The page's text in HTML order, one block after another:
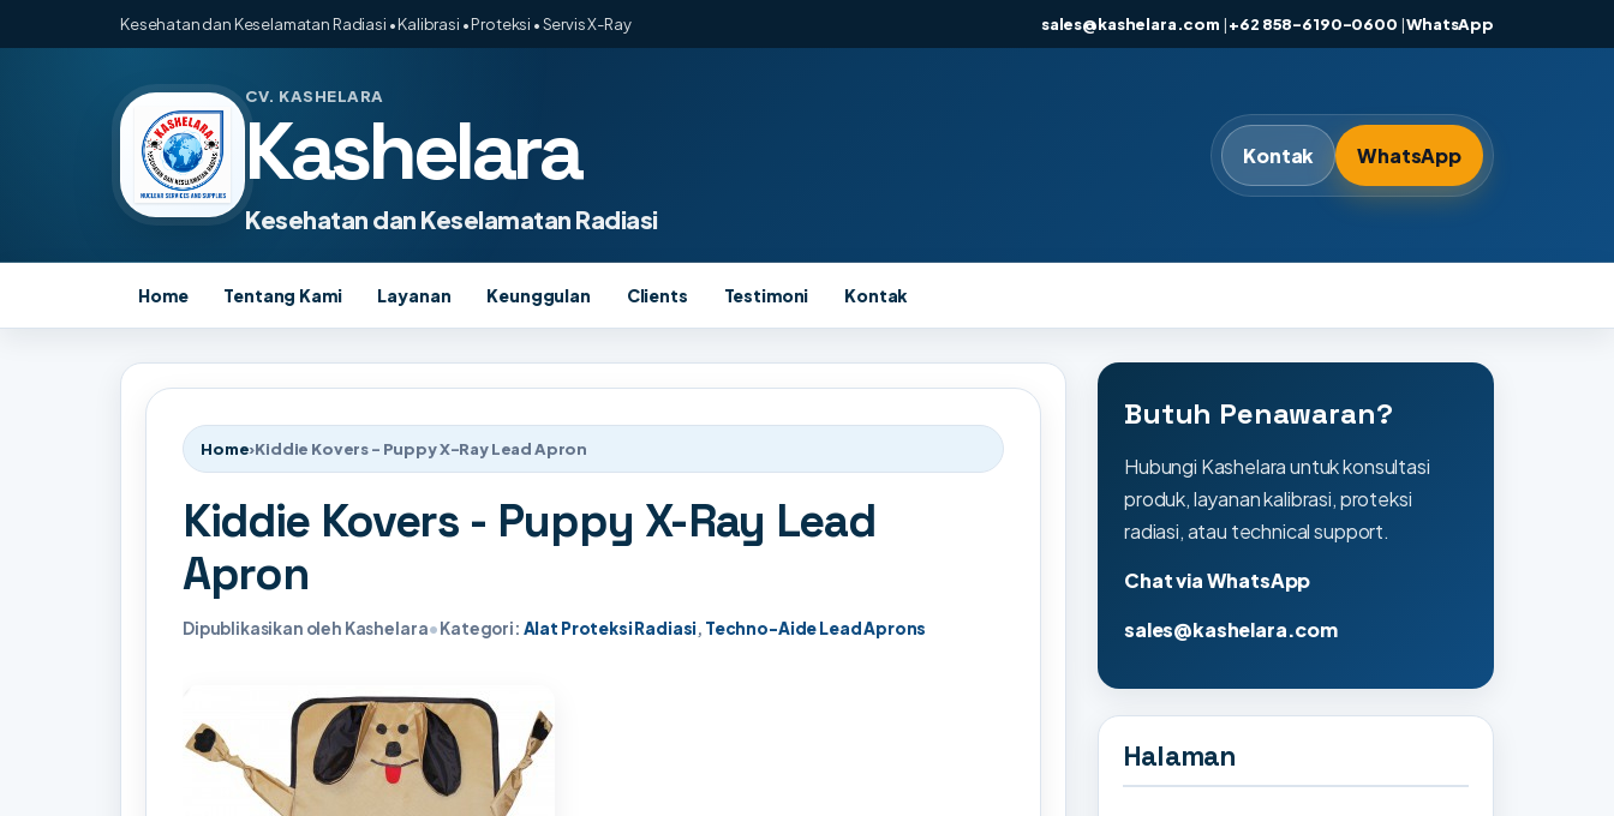
Kesehatan dan Keselamatan Radiasi • Kalibrasi • Proteksi • Servis X-Ray sales@kashelara.com |+62 858-6190-0600 |WhatsApp
CV. KASHELARA
Kashelara
Kesehatan dan Keselamatan Radiasi
Kontak WhatsApp
Home Tentang Kami Layanan Keunggulan Clients Testimoni Kontak
Home›Kiddie Kovers - Puppy X-Ray Lead Apron
Kiddie Kovers - Puppy X-Ray Lead
Apron
Dipublikasikan oleh Kashelara•Kategori: Alat Proteksi Radiasi, Techno-Aide Lead Aprons
Butuh Penawaran?
Hubungi Kashelara untuk konsultasi
produk, layanan kalibrasi, proteksi
radiasi, atau technical support.
Chat via WhatsApp
sales@kashelara.com
Halaman